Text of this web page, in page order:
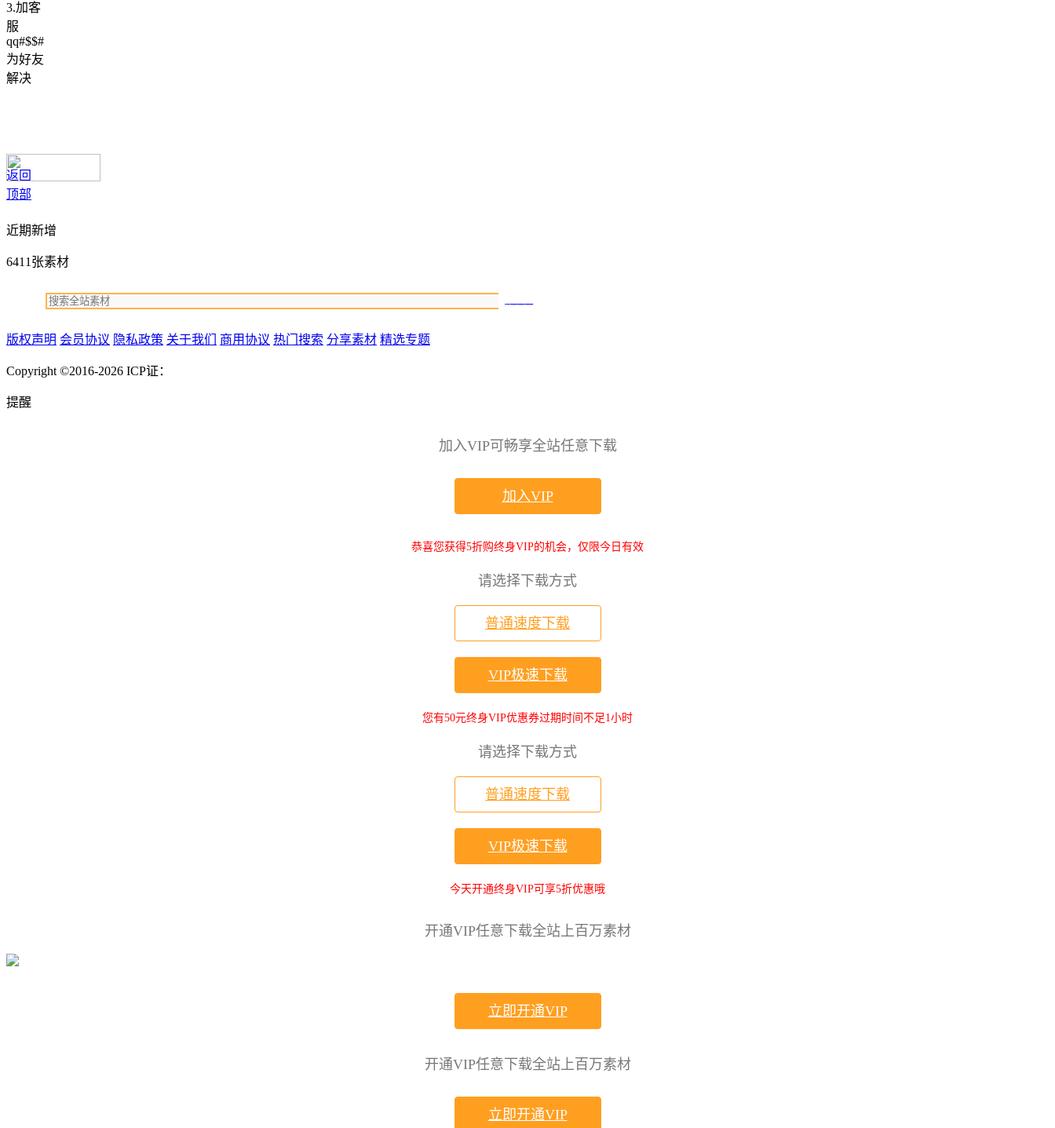
3.加客
服
qq#$$#
为好友
解决
返回
顶部
近期新增
6411张素材
版权声明 会员协议 隐私政策 关于我们 商用协议 热门搜索 分享素材 精选专题
Copyright ©2016-2026 ICP证：
提醒
加入VIP可畅享全站任意下载
加入VIP
恭喜您获得5折购终身VIP的机会，仅限今日有效
请选择下载方式
普通速度下载
VIP极速下载
您有50元终身VIP优惠券过期时间不足1小时
请选择下载方式
普通速度下载
VIP极速下载
今天开通终身VIP可享5折优惠哦
开通VIP任意下载全站上百万素材
立即开通VIP
开通VIP任意下载全站上百万素材
立即开通VIP